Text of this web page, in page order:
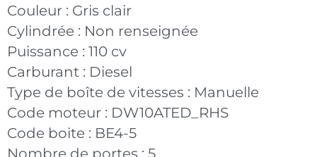
Couleur : Gris clair
Cylindrée : Non renseignée
Puissance : 110 cv
Carburant : Diesel
Type de boîte de vitesses : Manuelle
Code moteur : DW10ATED_RHS
Code boite : BE4-5
Nombre de portes : 5